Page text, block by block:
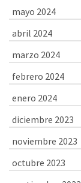
mayo 2024
abril 2024
marzo 2024
febrero 2024
enero 2024
diciembre 2023
noviembre 2023
octubre 2023